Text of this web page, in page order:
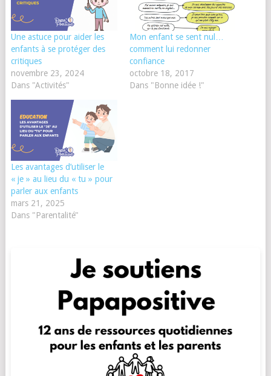
Une astuce pour aider les
enfants à se protéger des
critiques
novembre 23, 2024
Dans "Activités"
Mon enfant se sent nul…
comment lui redonner
confiance
octobre 18, 2017
Dans "Bonne idée !"
Les avantages d’utiliser le
« je » au lieu du « tu » pour
parler aux enfants
mars 21, 2025
Dans "Parentalité"